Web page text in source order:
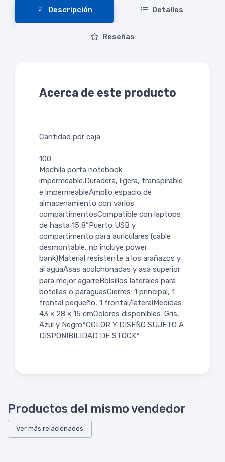
Descripción Detalles
Reseñas
Acerca de este producto
Cantidad por caja
100
Mochila porta notebook
impermeable.Duradera, ligera, transpirable
e impermeableAmplio espacio de
almacenamiento con varios
compartimentosCompatible con laptops
de hasta 15,8”Puerto USB y
compartimento para auriculares (cable
desmontable, no incluye power
bank)Material resistente a los arañazos y
al aguaAsas acolchonadas y asa superior
para mejor agarreBolsillos laterales para
botellas o paraguasCierres: 1 principal, 1
frontal pequeño, 1 frontal/lateralMedidas:
43 × 28 × 15 cmColores disponibles: Gris,
Azul y Negro*COLOR Y DISEÑO SUJETO A
DISPONIBILIDAD DE STOCK*
Productos del mismo vendedor
Ver más relacionados